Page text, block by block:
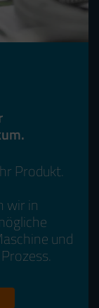
Produkt.
wir in
und